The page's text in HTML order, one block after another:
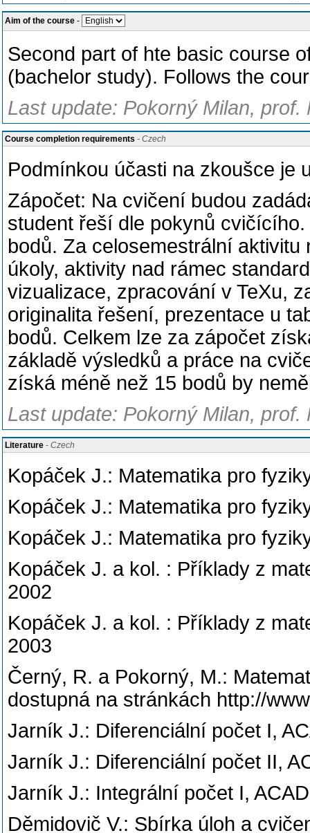
Aim of the course -
Second part of hte basic course
(bachelor study). Follows the
Last update: Pokorný Milan,
Course completion requirements - Czech
Podmínkou účasti na zkoušce je
Zápočet: Na cvičení budou
student řeší dle pokynů
bodů. Za celosemestrální
úkoly, aktivity nad rámec
vizualizace, zpracování v TeXu,
originalita řešení, prezentace u
bodů. Celkem lze za zápočet
základě výsledků a práce na
získá méně než 15 bodů by
Last update: Pokorný Milan,
Literature - Czech
Kopáček J.: Matematika pro
Kopáček J.: Matematika pro
Kopáček J.: Matematika pro
Kopáček J. a kol. : Příklady z
2002
Kopáček J. a kol. : Příklady z
2003
Černý, R. a Pokorný, M.:
dostupná na stránkách http://
Jarník J.: Diferenciální počet I,
Jarník J.: Diferenciální počet II,
Jarník J.: Integrální počet I,
Děmidovič V.: Sbírka úloh a